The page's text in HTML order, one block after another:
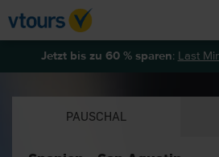
Jetzt bis zu 60 % sparen: Last
PAUSCHAL